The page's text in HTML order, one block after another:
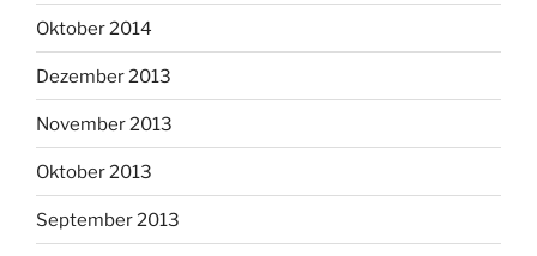
Oktober 2014
Dezember 2013
November 2013
Oktober 2013
September 2013